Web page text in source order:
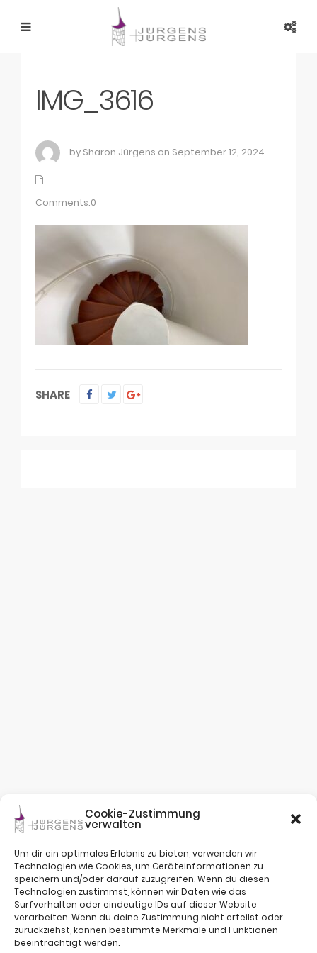
Cookie-Zustimmung
verwalten
Um dir ein optimales Erlebnis zu bieten, verwenden wir
Technologien wie Cookies, um Geräteinformationen zu
speichern und/oder darauf zuzugreifen. Wenn du diesen
Technologien zustimmst, können wir Daten wie das
Surfverhalten oder eindeutige IDs auf dieser Website
verarbeiten. Wenn du deine Zustimmung nicht erteilst oder
zurückziehst, können bestimmte Merkmale und Funktionen
beeinträchtigt werden.
IMG_3616
by Sharon Jürgens on September 12, 2024
Comments:0
SHARE